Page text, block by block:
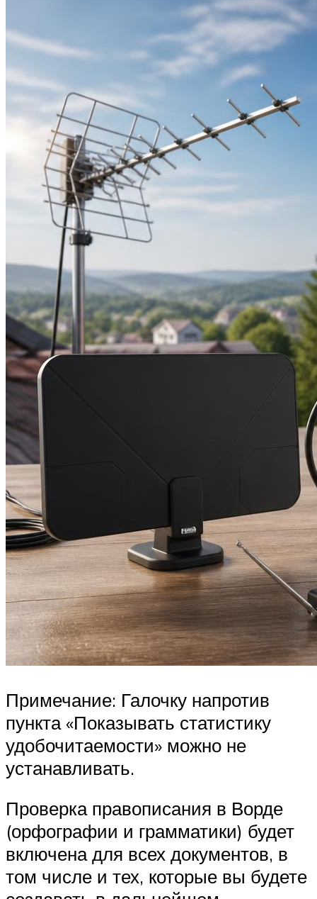
Примечание: Галочку напротив
пункта «Показывать статистику
удобочитаемости» можно не
устанавливать.
Проверка правописания в Ворде
(орфографии и грамматики) будет
включена для всех документов, в
том числе и тех, которые вы будете